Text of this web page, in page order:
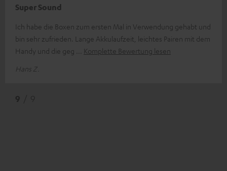
Super Sound
Ich habe die Boxen zum ersten Mal in Verwendung gehabt und
bin sehr zufrieden. Lange Akkulaufzeit, leichtes Pairen mit dem
Handy und die geg
Komplette Bewertung lesen
Hans Z.